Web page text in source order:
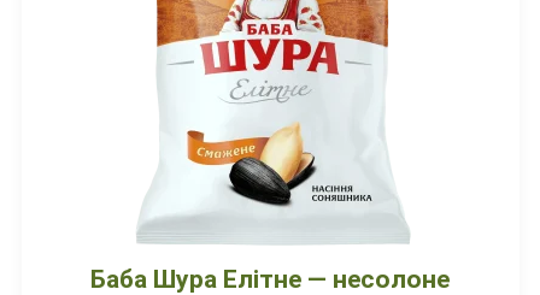
Баба Шура Елітне — несолоне